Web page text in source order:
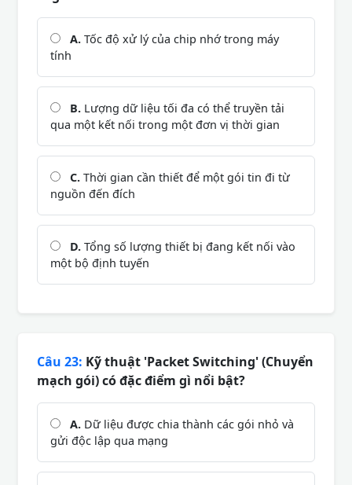
A. Tốc độ xử lý của chip nhớ trong máy
tính
B. Lượng dữ liệu tối đa có thể truyền tải
qua một kết nối trong một đơn vị thời gian
C. Thời gian cần thiết để một gói tin đi từ
nguồn đến đích
D. Tổng số lượng thiết bị đang kết nối vào
một bộ định tuyến
Câu 23: Kỹ thuật 'Packet Switching' (Chuyển
mạch gói) có đặc điểm gì nổi bật?
A. Dữ liệu được chia thành các gói nhỏ và
gửi độc lập qua mạng